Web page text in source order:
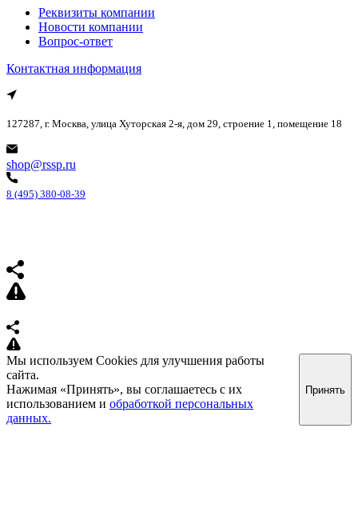
Реквизиты компании
Новости компании
Вопрос-ответ
Контактная информация
127287, г. Москва, улица Хуторская 2-я, дом 29, строение 1, помещение 18
shop@rssp.ru
8 (495) 380-08-39
Мы используем Cookies для улучшения работы
сайта.
Нажимая «Принять», вы соглашаетесь с их
использованием и обработкой персональных
данных.
Принять